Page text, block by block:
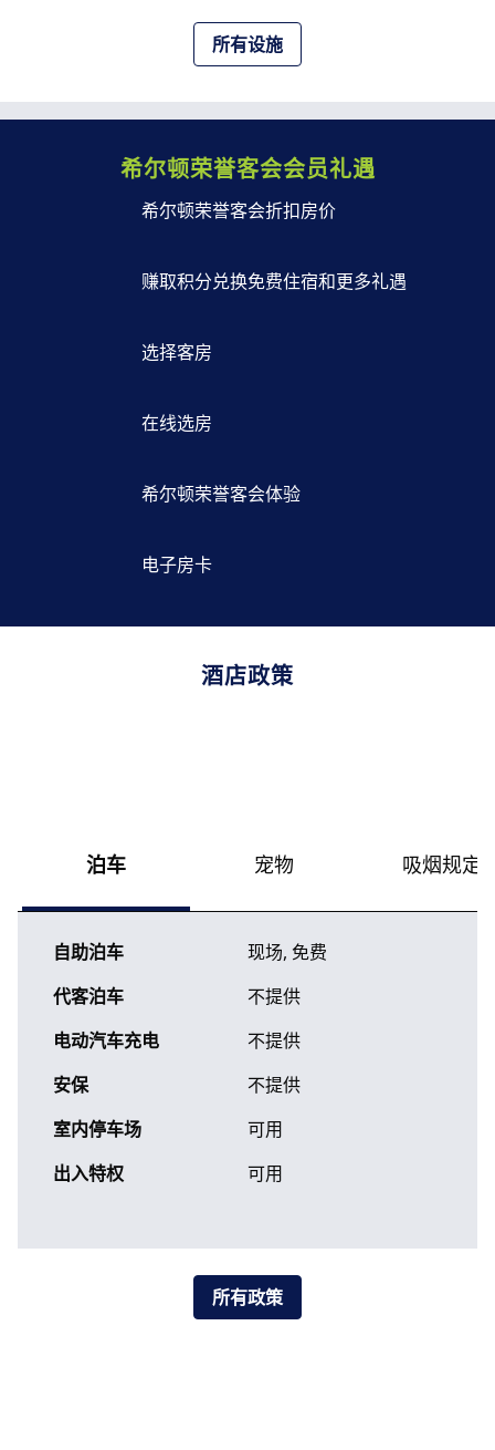
所有设施
希尔顿荣誉客会会员礼遇
希尔顿荣誉客会折扣房价
赚取积分兑换免费住宿和更多礼遇
选择客房
在线选房
希尔顿荣誉客会体验
电子房卡
酒店政策
泊车 宠物 吸烟规定
自助泊车 现场, 免费
代客泊车
不提供
电动汽车充电
不提供
安保
不提供
室内停车场
可用
出入特权
可用
所有政策